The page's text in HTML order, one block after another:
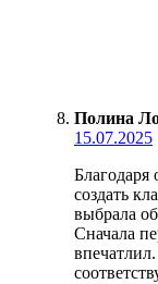
Полина
15.07.2025
Благодаря
создать
выбрала
Сначала